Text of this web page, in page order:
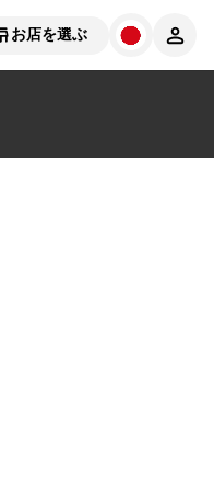
お店を選ぶ